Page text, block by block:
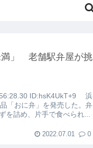
いでくれ
満」 老舗駅弁屋が挑
ID:hsK4UkT+9 浜
「おに弁」を発売した。弁
を詰め、片手で食べられ...
2022.07.01 0